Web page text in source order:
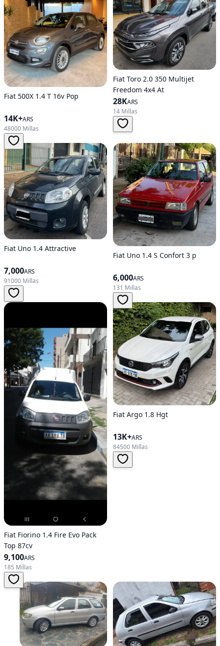
Fiat 500X 1.4 T 16v Pop
14K+ARS
48000 Millas
Fiat Toro 2.0 350 Multijet
Freedom 4x4 At
28KARS
14 Millas
Fiat Uno 1.4 Attractive
7,000ARS
91000 Millas
Fiat Uno 1.4 S Confort 3 p
6,000ARS
131 Millas
Fiat Fiorino 1.4 Fire Evo Pack
Top 87cv
9,100ARS
185 Millas
Fiat Argo 1.8 Hgt
13K+ARS
84500 Millas